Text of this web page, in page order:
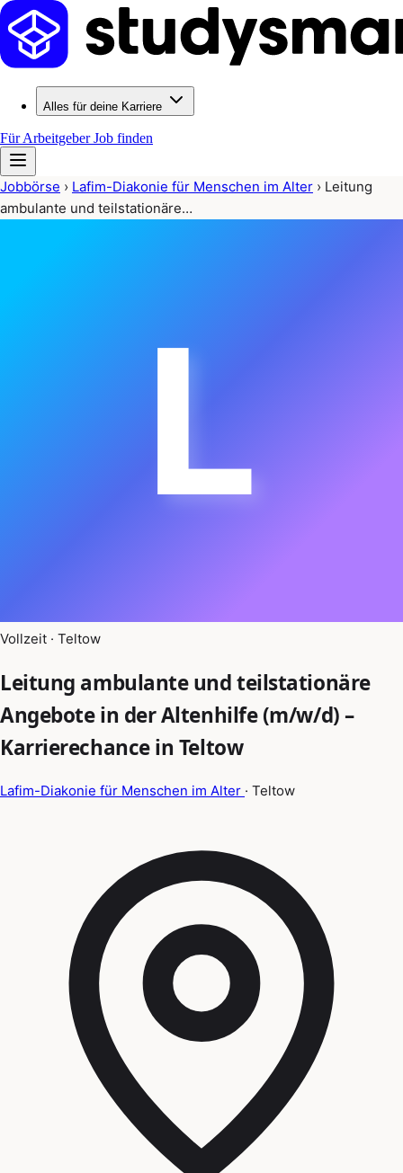
Alles für deine Karriere
Für ArbeitgeberJob finden
Jobbörse › Lafim-Diakonie für Menschen im Alter › Leitung
ambulante und teilstationäre…
L
Vollzeit · Teltow
Leitung ambulante und teilstationäre
Angebote in der Altenhilfe (m/w/d) –
Karrierechance in Teltow
Lafim-Diakonie für Menschen im Alter · Teltow